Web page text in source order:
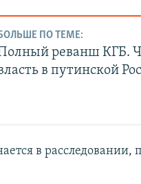
ПО ТЕМЕ:
реванш КГБ.
в путинской
в